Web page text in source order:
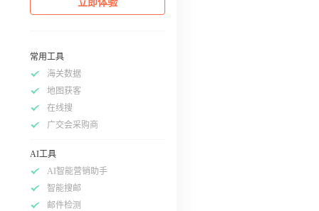
常用工具
海关数据
地图获客
在线搜
广交会采购商
AI工具
AI智能营销助手
智能搜邮
邮件检测